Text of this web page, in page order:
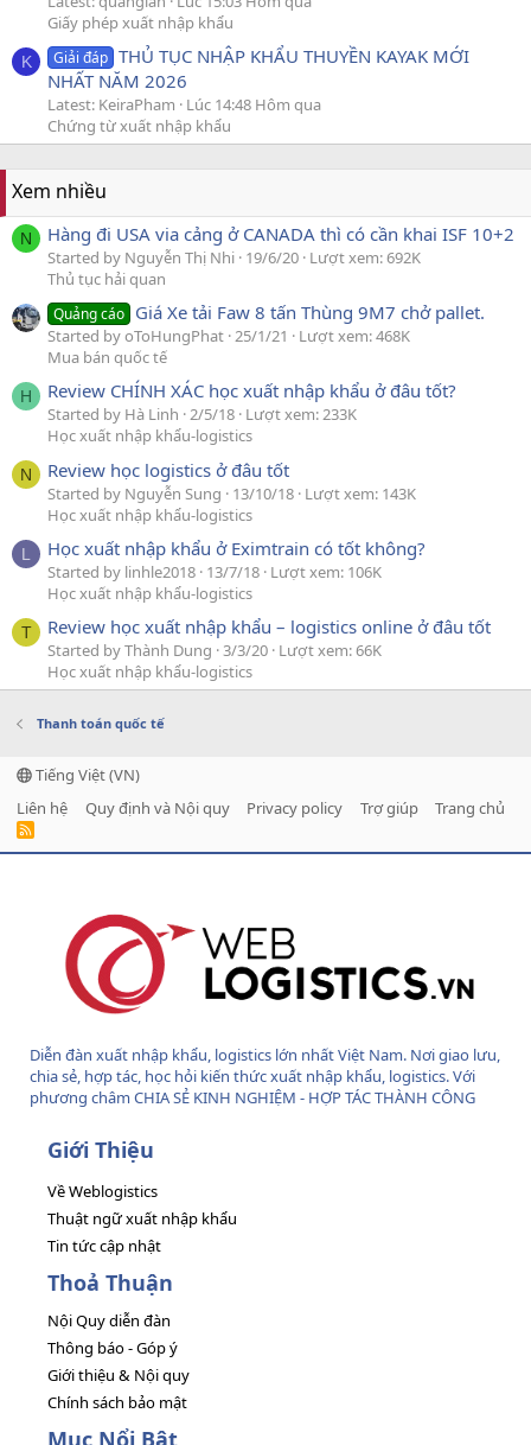
Giấy phép xuất nhập khẩu
K Giải đáp THỦ TỤC NHẬP KHẨU THUYỀN KAYAK MỚI
NHẤT NĂM 2026
Latest: KeiraPham
Lúc 14:48 Hôm qua
Chứng từ xuất nhập khẩu
Xem nhiều
N Hàng đi USA via cảng ở CANADA thì có cần khai ISF 10+2
Started by Nguyễn Thị Nhi 19/6/20 Lượt xem: 692K
Thủ tục hải quan
Quảng cáo Giá Xe tải Faw 8 tấn Thùng 9M7 chở pallet.
Started by oToHungPhat 25/1/21
Lượt xem: 468K
Mua bán quốc tế
H Review CHÍNH XÁC học xuất nhập khẩu ở đâu tốt?
Started by Hà Linh 2/5/18 Lượt xem: 233K
Học xuất nhập khẩu-logistics
N Review học logistics ở đâu tốt
Started by Nguyễn Sung 13/10/18 Lượt xem: 143K
Học xuất nhập khẩu-logistics
L Học xuất nhập khẩu ở Eximtrain có tốt không?
Started by linhle2018 13/7/18 Lượt xem: 106K
Học xuất nhập khẩu-logistics
T Review học xuất nhập khẩu – logistics online ở đâu tốt
Started by Thành Dung 3/3/20 Lượt xem: 66K
Học xuất nhập khẩu-logistics
Thanh toán quốc tế
Tiếng Việt (VN)
Liên hệ
Quy định và Nội quy Privacy policy Trợ giúp Trang chủ
R
Diễn đàn xuất nhập khẩu, logistics lớn nhất Việt Nam. Nơi giao lưu,
chia sẻ, hợp tác, học hỏi kiến thức xuất nhập khẩu, logistics. Với
phương châm CHIA SẺ KINH NGHIỆM - HỢP TÁC THÀNH CÔNG
Giới Thiệu
Về Weblogistics
Thuật ngữ xuất nhập khẩu
Tin tức cập nhật
Thoả Thuận
Nội Quy diễn đàn
Thông báo - Góp ý
Giới thiệu & Nội quy
Chính sách bảo mật
Mục Nổi Bật